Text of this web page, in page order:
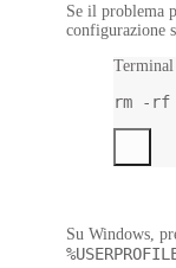
Se il problema
configurazione
rm -rf
Su Windows,